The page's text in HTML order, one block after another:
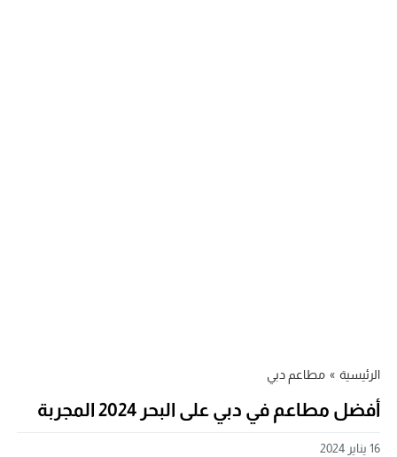
الرئيسية » مطاعم دبي
أفضل مطاعم في دبي على البحر 2024 المجربة
16 يناير 2024